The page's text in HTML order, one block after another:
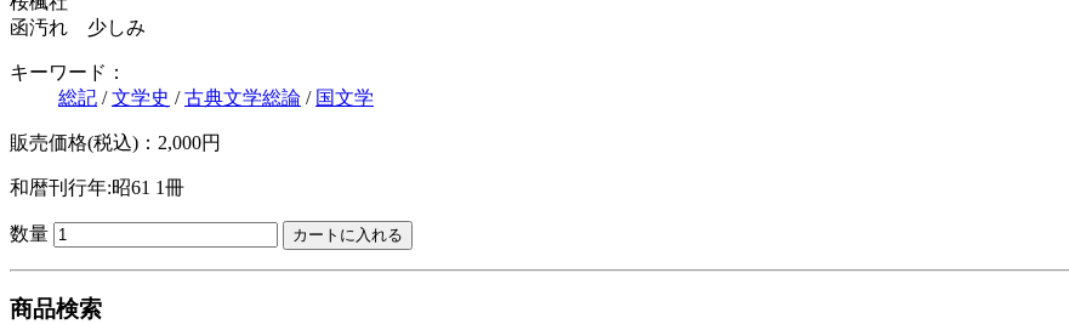
函汚れ 少しみ
キーワード：
総記 /文学史 /古典文学総論 / 国文学
販売価格(税込)：2,000円
和暦刊行年:昭61 1冊
数量
商品検索